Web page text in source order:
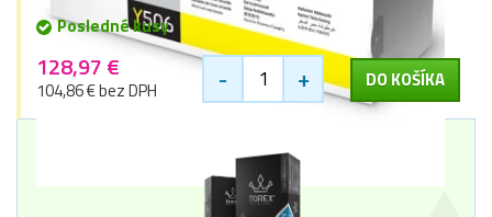
Posledné kusy
128,97 €
104,86 € bez DPH - + DO KOŠÍKA